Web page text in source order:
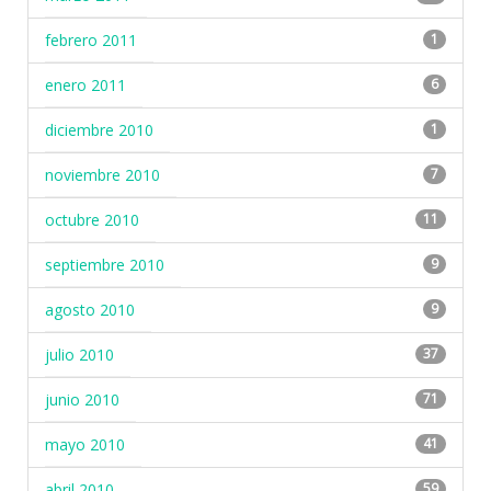
febrero 2011 1
enero 2011 6
diciembre 2010 1
noviembre 2010 7
octubre 2010 11
septiembre 2010 9
agosto 2010 9
julio 2010 37
junio 2010 71
mayo 2010 41